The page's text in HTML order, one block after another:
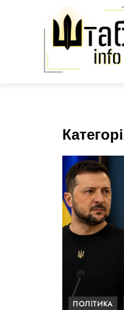
ПОЛІТИКА